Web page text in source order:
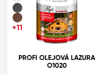
PROFI OLEJOVÁ LAZURA
O1020
+11